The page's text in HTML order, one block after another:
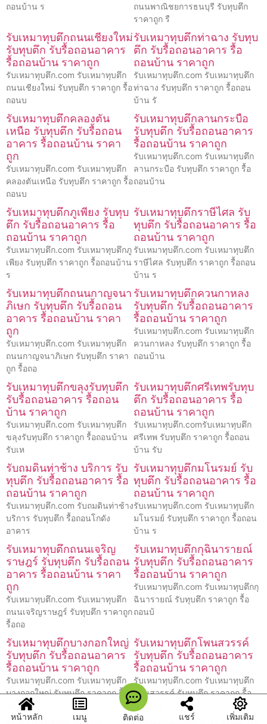
ถอนบ้าน ร
ถนนพาณิชยการธนบุรี รับทุบตึก
ราคาถูก รื
รับเหมาทุบตึกถนนเชียงใหม่
รับทุบตึก รับรื้อถอนอาคาร
รื้อถอนบ้าน ราคาถูก
รับเหมาทุบตึก.com รับเหมาทุบตึก
ถนนเชียงใหม่ รับทุบตึก ราคาถูก รื้อ
ถอนบ
รับเหมาทุบตึกท่าฉาง รับทุบ
ตึก รับรื้อถอนอาคาร รื้อ
ถอนบ้าน ราคาถูก
รับเหมาทุบตึก.com รับเหมาทุบตึก
ท่าฉาง รับทุบตึก ราคาถูก รื้อถอน
บ้าน รั
รับเหมาทุบตึกคลองตัน
เหนือ รับทุบตึก รับรื้อถอน
อาคาร รื้อถอนบ้าน ราคา
ถูก
รับเหมาทุบตึก.com รับเหมาทุบตึก
คลองตันเหนือ รับทุบตึก ราคาถูก รื้อ
ถอนบ
รับเหมาทุบตึกลานกระบือ
รับทุบตึก รับรื้อถอนอาคาร
รื้อถอนบ้าน ราคาถูก
รับเหมาทุบตึก.com รับเหมาทุบตึก
ลานกระบือ รับทุบตึก ราคาถูก รื้อ
ถอนบ้าน
รับเหมาทุบตึกภูเพียง รับทุบ
ตึก รับรื้อถอนอาคาร รื้อ
ถอนบ้าน ราคาถูก
รับเหมาทุบตึก.com รับเหมาทุบตึกภู
เพียง รับทุบตึก ราคาถูก รื้อถอนบ้าน
ร
รับเหมาทุบตึกราษีไศล รับ
ทุบตึก รับรื้อถอนอาคาร รื้อ
ถอนบ้าน ราคาถูก
รับเหมาทุบตึก.com รับเหมาทุบตึก
ราษีไศล รับทุบตึก ราคาถูก รื้อถอน
บ้าน ร
รับเหมาทุบตึกถนนกาญจนา
ภิเษก รับทุบตึก รับรื้อถอน
อาคาร รื้อถอนบ้าน ราคา
ถูก
รับเหมาทุบตึก.com รับเหมาทุบตึก
ถนนกาญจนาภิเษก รับทุบตึก ราคา
ถูก รื้อถอ
รับเหมาทุบตึกควนกาหลง
รับทุบตึก รับรื้อถอนอาคาร
รื้อถอนบ้าน ราคาถูก
รับเหมาทุบตึก.com รับเหมาทุบตึก
ควนกาหลง รับทุบตึก ราคาถูก รื้อ
ถอนบ้าน
รับเหมาทุบตึกขลุงรับทุบตึก
รับรื้อถอนอาคาร รื้อถอน
บ้าน ราคาถูก
รับเหมาทุบตึก.com รับเหมาทุบตึก
ขลุงรับทุบตึก ราคาถูก รื้อถอนบ้าน
รับเห
รับเหมาทุบตึกศรีเทพรับทุบ
ตึก รับรื้อถอนอาคาร รื้อ
ถอนบ้าน ราคาถูก
รับเหมาทุบตึก.comรับเหมาทุบตึก
ศรีเทพ รับทุบตึก ราคาถูก รื้อถอน
บ้าน รับ
รับถมดินท่าช้าง บริการ รับ
ทุบตึก รับรื้อถอนอาคาร รื้อ
ถอนบ้าน ราคาถูก
รับเหมาทุบตึก.com รับถมดินท่าช้าง
บริการ รับทุบตึก รื้อถอนโกดัง
อาคาร
รับเหมาทุบตึกมโนรมย์ รับ
ทุบตึก รับรื้อถอนอาคาร รื้อ
ถอนบ้าน ราคาถูก
รับเหมาทุบตึก.com รับเหมาทุบตึก
มโนรมย์ รับทุบตึก ราคาถูก รื้อถอน
บ้าน ร
รับเหมาทุบตึกถนนเจริญ
ราษฎร์ รับทุบตึก รับรื้อถอน
อาคาร รื้อถอนบ้าน ราคา
ถูก
รับเหมาทุบตึก.com รับเหมาทุบตึก
ถนนเจริญราษฎร์ รับทุบตึก ราคาถูก
รื้อถอ
รับเหมาทุบตึกกุฉินารายณ์
รับทุบตึก รับรื้อถอนอาคาร
รื้อถอนบ้าน ราคาถูก
รับเหมาทุบตึก.com รับเหมาทุบตึกกุ
ฉินารายณ์ รับทุบตึก ราคาถูก รื้อ
ถอนบ้
รับเหมาทุบตึกบางกอกใหญ่
รับทุบตึก รับรื้อถอนอาคาร
รื้อถอนบ้าน ราคาถูก
รับเหมาทุบตึก.com รับเหมาทุบตึก
บางกอกใหญ่ รับทุบตึก ราคาถูก รื้อ
ถอนบ้า
รับเหมาทุบตึกโพนสวรรค์
รับทุบตึก รับรื้อถอนอาคาร
รื้อถอนบ้าน ราคาถูก
รับเหมาทุบตึก.com รับเหมาทุบตึก
โพนสวรรค์ รับทุบตึก ราคาถูก รื้อ
ถอนบ้าน
หน้าหลัก เมนู ติดต่อ แชร์ เพิ่มเติม